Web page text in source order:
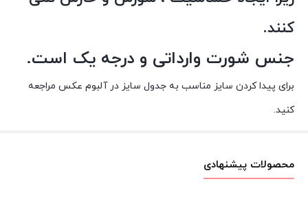
کنند.
جنس شورت وارداتی و درجه یک است.
برای پیدا کردن سایز مناسب به جدول سایز در آلبوم عکس مراجعه
کنید.
محصولات پیشنهادی